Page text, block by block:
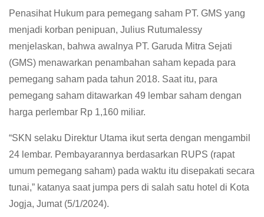
Penasihat Hukum para pemegang saham PT. GMS yang
menjadi korban penipuan, Julius Rutumalessy
menjelaskan, bahwa awalnya PT. Garuda Mitra Sejati
(GMS) menawarkan penambahan saham kepada para
pemegang saham pada tahun 2018. Saat itu, para
pemegang saham ditawarkan 49 lembar saham dengan
harga perlembar Rp 1,160 miliar.
“SKN selaku Direktur Utama ikut serta dengan mengambil
24 lembar. Pembayarannya berdasarkan RUPS (rapat
umum pemegang saham) pada waktu itu disepakati secara
tunai,” katanya saat jumpa pers di salah satu hotel di Kota
Jogja, Jumat (5/1/2024).